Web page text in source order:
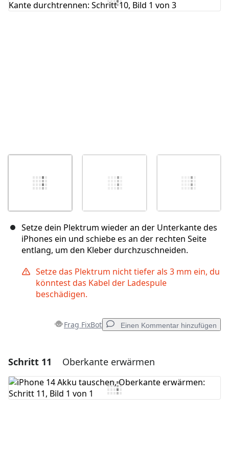
Setze dein Plektrum wieder an der Unterkante des
iPhones ein und schiebe es an der rechten Seite
entlang, um den Kleber durchzuschneiden.
Setze das Plektrum nicht tiefer als 3 mm ein, du
könntest das Kabel der Ladespule
beschädigen.
Frag FixBot Einen Kommentar hinzufügen
Einen Kommentar hinzufügen
Kommentar hinzufügen
Schritt 11 Oberkante erwärmen